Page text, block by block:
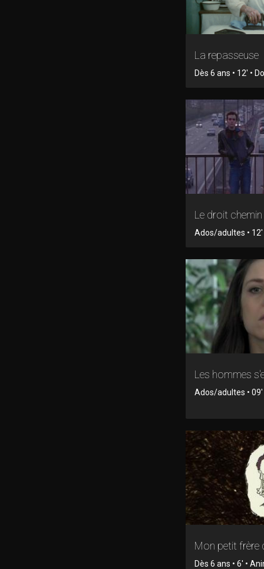
La repasseuse
Dès 6 ans • 12' •
Le droit chemin
Ados/adultes • 12'
Les hommes
Ados/adultes • 09'
Mon petit frère
Dès 6 ans • 6' •